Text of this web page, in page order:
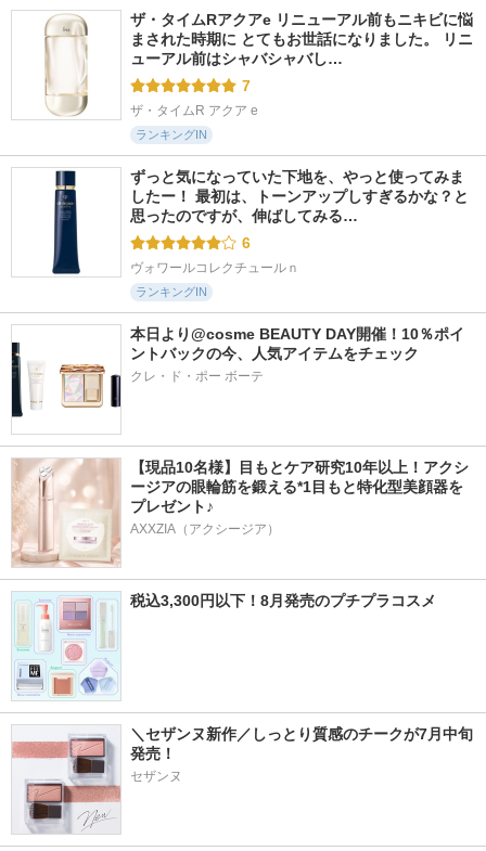
ザ・タイムRアクアe リニューアル前もニキビに悩
まされた時期に とてもお世話になりました。 リニ
ューアル前はシャバシャバし…
7
ザ・タイムR アクア e
ランキングIN
ずっと気になっていた下地を、やっと使ってみま
したー！ 最初は、トーンアップしすぎるかな？と
思ったのですが、伸ばしてみる…
6
ヴォワールコレクチュールｎ
ランキングIN
本日より@cosme BEAUTY DAY開催！10％ポイ
ントバックの今、人気アイテムをチェック
クレ・ド・ポー ボーテ
【現品10名様】目もとケア研究10年以上！アクシ
ージアの眼輪筋を鍛える*1目もと特化型美顔器を
プレゼント♪
AXXZIA（アクシージア）
税込3,300円以下！8月発売のプチプラコスメ
＼セザンヌ新作／しっとり質感のチークが7月中旬
発売！
セザンヌ